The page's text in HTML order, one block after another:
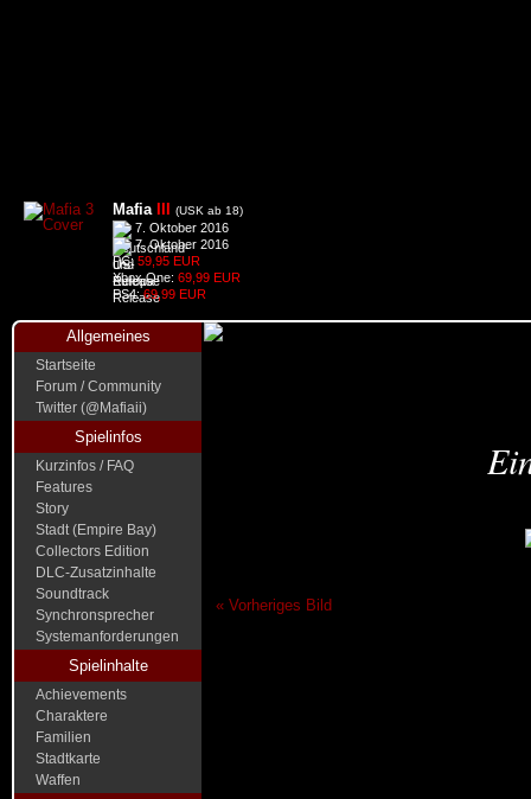
Mafia (USK ab 18)
7. Oktober 2016
7. Oktober 2016
PC: 59,95 EUR
Xbox One: 69,99 EUR
PS4:69,99 EUR
Allgemeines
Startseite
Forum / Community
Twitter (@Mafiaii)
Spielinfos
Kurzinfos / FAQ
Features
Story
Stadt (Empire Bay)
Collectors Edition
DLC-Zusatzinhalte
Soundtrack
Synchronsprecher
Systemanforderungen
Spielinhalte
Achievements
Charaktere
Familien
Stadtkarte
Waffen
« Vorheriges Bild